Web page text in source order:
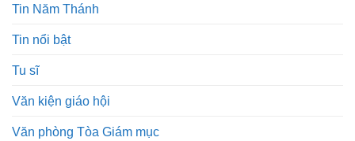
Tin Năm Thánh
Tin nổi bật
Tu sĩ
Văn kiện giáo hội
Văn phòng Tòa Giám mục